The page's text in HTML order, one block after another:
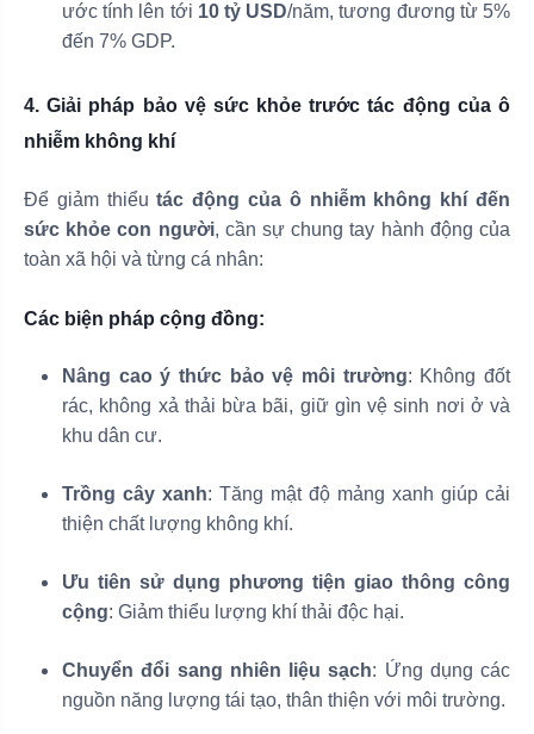
ước tính lên tới 10 tỷ USD/năm, tương đương từ 5%
đến 7% GDP.
4. Giải pháp bảo vệ sức khỏe trước tác động của ô
nhiễm không khí
Để giảm thiểutác động của ô nhiễm không khí đến
sức khỏe con người, cần sự chung tay hành động của
toàn xã hội và từng cá nhân:
Các biện pháp cộng đồng:
Nâng cao ý thức bảo vệ môi trường: Không đốt
rác, không xả thải bừa bãi, giữ gìn vệ sinh nơi ở và
khu dân cư.
Trồng cây xanh: Tăng mật độ mảng xanh giúp cải
thiện chất lượng không khí.
Ưu tiên sử dụng phương tiện giao thông công
cộng: Giảm thiểu lượng khí thải độc hại.
Chuyển đổi sang nhiên liệu sạch: Ứng dụng các
nguồn năng lượng tái tạo, thân thiện với môi trường.